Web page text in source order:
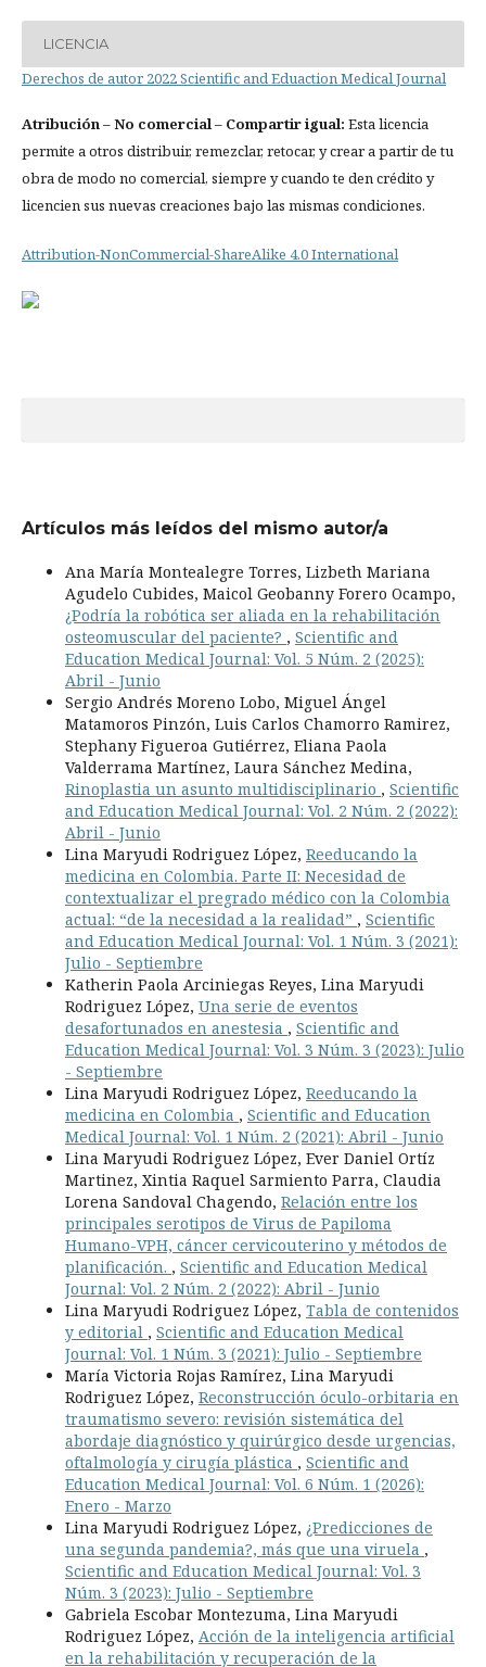
LICENCIA
Derechos de autor 2022 Scientific and Eduaction Medical Journal
Atribución– No comercial – Compartir igual: Esta licencia
permite a otros distribuir, remezclar, retocar, y crear a partir de tu
obra de modo no comercial, siempre y cuando te den crédito y
licencien sus nuevas creaciones bajo las mismas condiciones.
Attribution-NonCommercial-ShareAlike 4.0 International
Artículos más leídos del mismo autor/a
Ana María Montealegre Torres, Lizbeth Mariana
Agudelo Cubides, Maicol Geobanny Forero Ocampo,
¿Podría la robótica ser aliada en la rehabilitación
osteomuscular del paciente? , Scientific and
Education Medical Journal: Vol. 5 Núm. 2 (2025):
Abril - Junio
Sergio Andrés Moreno Lobo, Miguel Ángel
Matamoros Pinzón, Luis Carlos Chamorro Ramirez,
Stephany Figueroa Gutiérrez, Eliana Paola
Valderrama Martínez, Laura Sánchez Medina,
Rinoplastia un asunto multidisciplinario , Scientific
and Education Medical Journal: Vol. 2 Núm. 2 (2022):
Abril - Junio
Lina Maryudi Rodriguez López, Reeducando la
medicina en Colombia. Parte II: Necesidad de
contextualizar el pregrado médico con la Colombia
actual: “de la necesidad a la realidad” , Scientific
and Education Medical Journal: Vol. 1 Núm. 3 (2021):
Julio - Septiembre
Katherin Paola Arciniegas Reyes, Lina Maryudi
Rodriguez López, Una serie de eventos
desafortunados en anestesia , Scientific and
Education Medical Journal: Vol. 3 Núm. 3 (2023): Julio
- Septiembre
Lina Maryudi Rodriguez López, Reeducando la
medicina en Colombia , Scientific and Education
Medical Journal: Vol. 1 Núm. 2 (2021): Abril - Junio
Lina Maryudi Rodriguez López, Ever Daniel Ortíz
Martinez, Xintia Raquel Sarmiento Parra, Claudia
Lorena Sandoval Chagendo, Relación entre los
principales serotipos de Virus de Papiloma
Humano-VPH, cáncer cervicouterino y métodos de
planificación. , Scientific and Education Medical
Journal: Vol. 2 Núm. 2 (2022): Abril - Junio
Lina Maryudi Rodriguez López, Tabla de contenidos
y editorial , Scientific and Education Medical
Journal: Vol. 1 Núm. 3 (2021): Julio - Septiembre
María Victoria Rojas Ramírez, Lina Maryudi
Rodriguez López, Reconstrucción óculo-orbitaria en
traumatismo severo: revisión sistemática del
abordaje diagnóstico y quirúrgico desde urgencias,
oftalmología y cirugía plástica , Scientific and
Education Medical Journal: Vol. 6 Núm. 1 (2026):
Enero - Marzo
Lina Maryudi Rodriguez López, ¿Predicciones de
una segunda pandemia?, más que una viruela ,
Scientific and Education Medical Journal: Vol. 3
Núm. 3 (2023): Julio - Septiembre
Gabriela Escobar Montezuma, Lina Maryudi
Rodriguez López, Acción de la inteligencia artificial
en la rehabilitación y recuperación de la